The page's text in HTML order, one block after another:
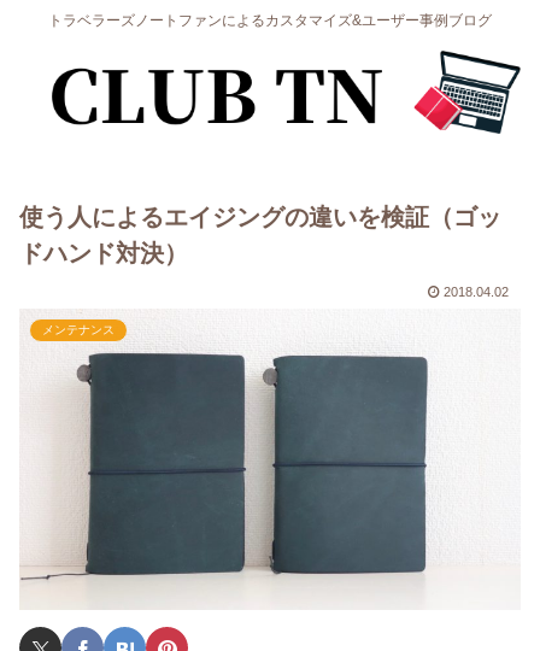
トラベラーズノートファンによるカスタマイズ&ユーザー事例ブログ
使う人によるエイジングの違いを検証（ゴッ
ドハンド対決）
2018.04.02
メンテナンス